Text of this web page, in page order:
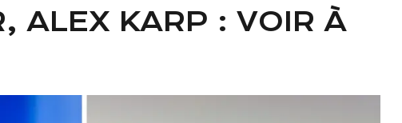
ALEX KARP : VOIR À